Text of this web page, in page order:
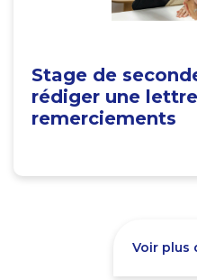
Stage de
rédiger une
remerciements
Voir plus